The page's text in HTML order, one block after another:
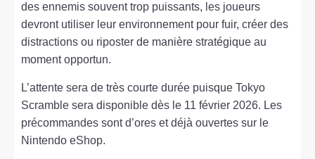
des ennemis souvent trop puissants, les joueurs
devront utiliser leur environnement pour fuir, créer des
distractions ou riposter de manière stratégique au
moment opportun.
L’attente sera de très courte durée puisque Tokyo
Scramble sera disponible dès le 11 février 2026. Les
précommandes sont d’ores et déjà ouvertes sur le
Nintendo eShop.